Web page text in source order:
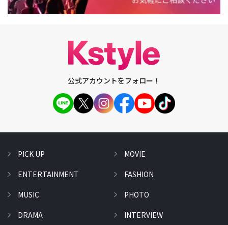
公式アカウントをフォロー！
PICK UP
ENTERTAINMENT
MUSIC
DRAMA
MOVIE
FASHION
PHOTO
INTERVIEW